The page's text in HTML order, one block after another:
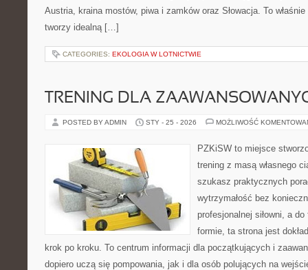
Austria, kraina mostów, piwa i zamków oraz Słowacja. To
tworzy idealną […]
CATEGORIES: EKOLOGIA W LOTNICTWIE
TRENING DLA
POSTED BY ADMIN STY - 25 - 2026 MOŻLIWOŚĆ
PZKiSW to miejsce
trening z masą własnego
szukasz praktycznych
wytrzymałość bez
profesjonalnej siłowni, a
formie, ta strona jest
krok po kroku. To centrum informacji dla początkujących i
dopiero uczą się pompowania, jak i dla osób polujących na